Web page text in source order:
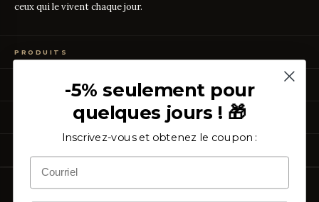
ceux qui le vivent chaque jour.
PRODUITS
Linge de Table
Vêtements de Maison
Échantillons Gratuits
GUIDES DES TISSUS
Guide des mesures GUIDE
Percale ou Satin ? GUIDE
Que signifie le TC ? GUIDE
Nos avis
Qui sommes-nous
Notre artisanat
Certification OEKO-TEX
Contactez-nous
FAQ
Copyright ©2026Purocotone.it s.r.l.s. · S.S. 275 km. 12,500 · 73030
-5% seulement pour
quelques jours ! 🎁
Inscrivez-vous et obtenez le coupon :